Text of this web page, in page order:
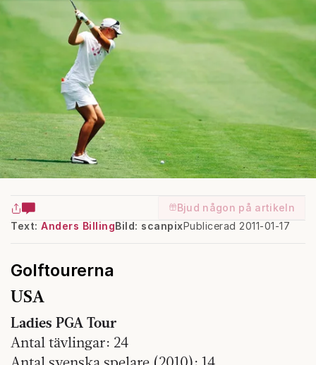
Bjud någon på artikeln
Text: Anders Billing Publicerad 2011-01-17
Bild: scanpix
Golftourerna
USA
Ladies PGA Tour
Antal tävlingar: 24